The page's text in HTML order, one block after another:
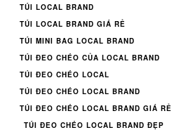
TÚI LOCAL BRAND
TÚI LOCAL BRAND GIÁ RẺ
TÚI MINI BAG LOCAL BRAND
TÚI ĐEO CHÉO CỦA LOCAL BRAND
TÚI ĐEO CHÉO LOCAL
TÚI ĐEO CHÉO LOCAL BRAND
TÚI ĐEO CHÉO LOCAL BRAND GIÁ RẺ
TÚI ĐEO CHÉO LOCAL BRAND ĐẸP